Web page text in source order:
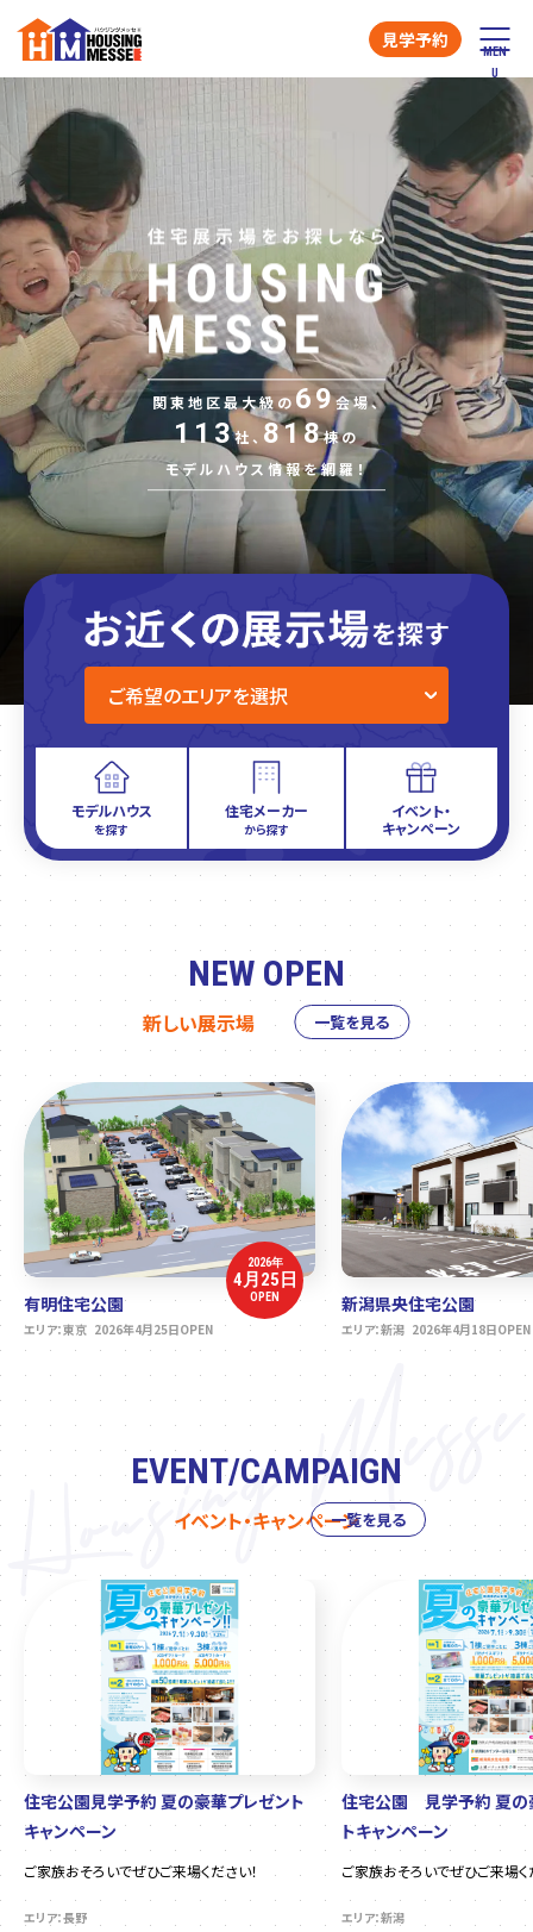
見学予約
関東地区最大級の 69会場、
113社、 818棟の
モデルハウス情報を網羅！
モデルハウス
を探す
住宅メーカー
から探す
イベント・
キャンペーン
NEW OPEN
新しい展示場 一覧を見る
2026年
4月25日
OPEN
有明住宅公園
エリア：東京 2026年4月25日OPEN
新潟県央住宅公園
エリア：新潟 2026年4月18日OPEN
EVENT/CAMPAIGN
イベント・キャンペーン
住宅公園見学予約 夏の豪華プレゼント
キャンペーン
ご家族おそろいでぜひご来場ください！
エリア：長野
住宅公園 見学予約 夏の
トキャンペーン
ご家族おそろいでぜひご来場く
エリア：新潟
一覧を見る